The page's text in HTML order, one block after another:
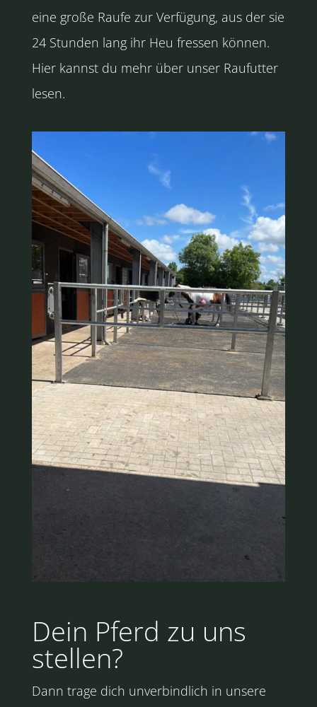
eine große Raufe zur Verfügung, aus der sie
24 Stunden lang ihr Heu fressen können.
Hier kannst du mehr über unser Raufutter
lesen.
Dein Pferd zu uns
stellen?
Dann trage dich unverbindlich in unsere